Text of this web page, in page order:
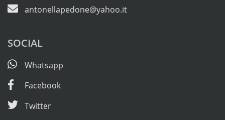
antonellapedone@yahoo.it
SOCIAL
Whatsapp
Facebook
Twitter